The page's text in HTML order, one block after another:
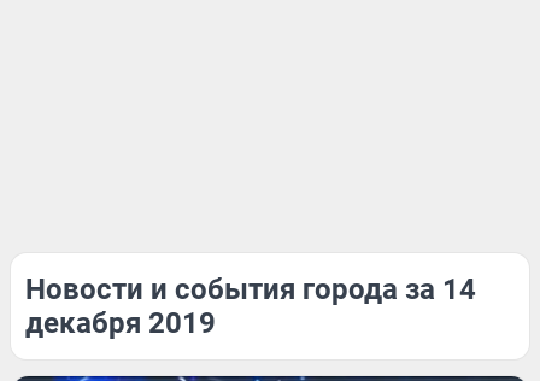
Новости и события города за 14
декабря 2019